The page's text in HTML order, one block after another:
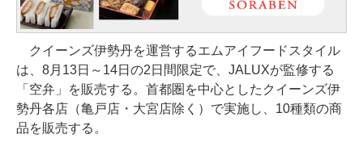
クイーンズ伊勢丹を運営するエムアイフードスタイル
は、8月13日～14日の2日間限定で、JALUXが監修する
「空弁」を販売する。首都圏を中心としたクイーンズ伊
勢丹各店（亀戸店・大宮店除く）で実施し、10種類の商
品を販売する。